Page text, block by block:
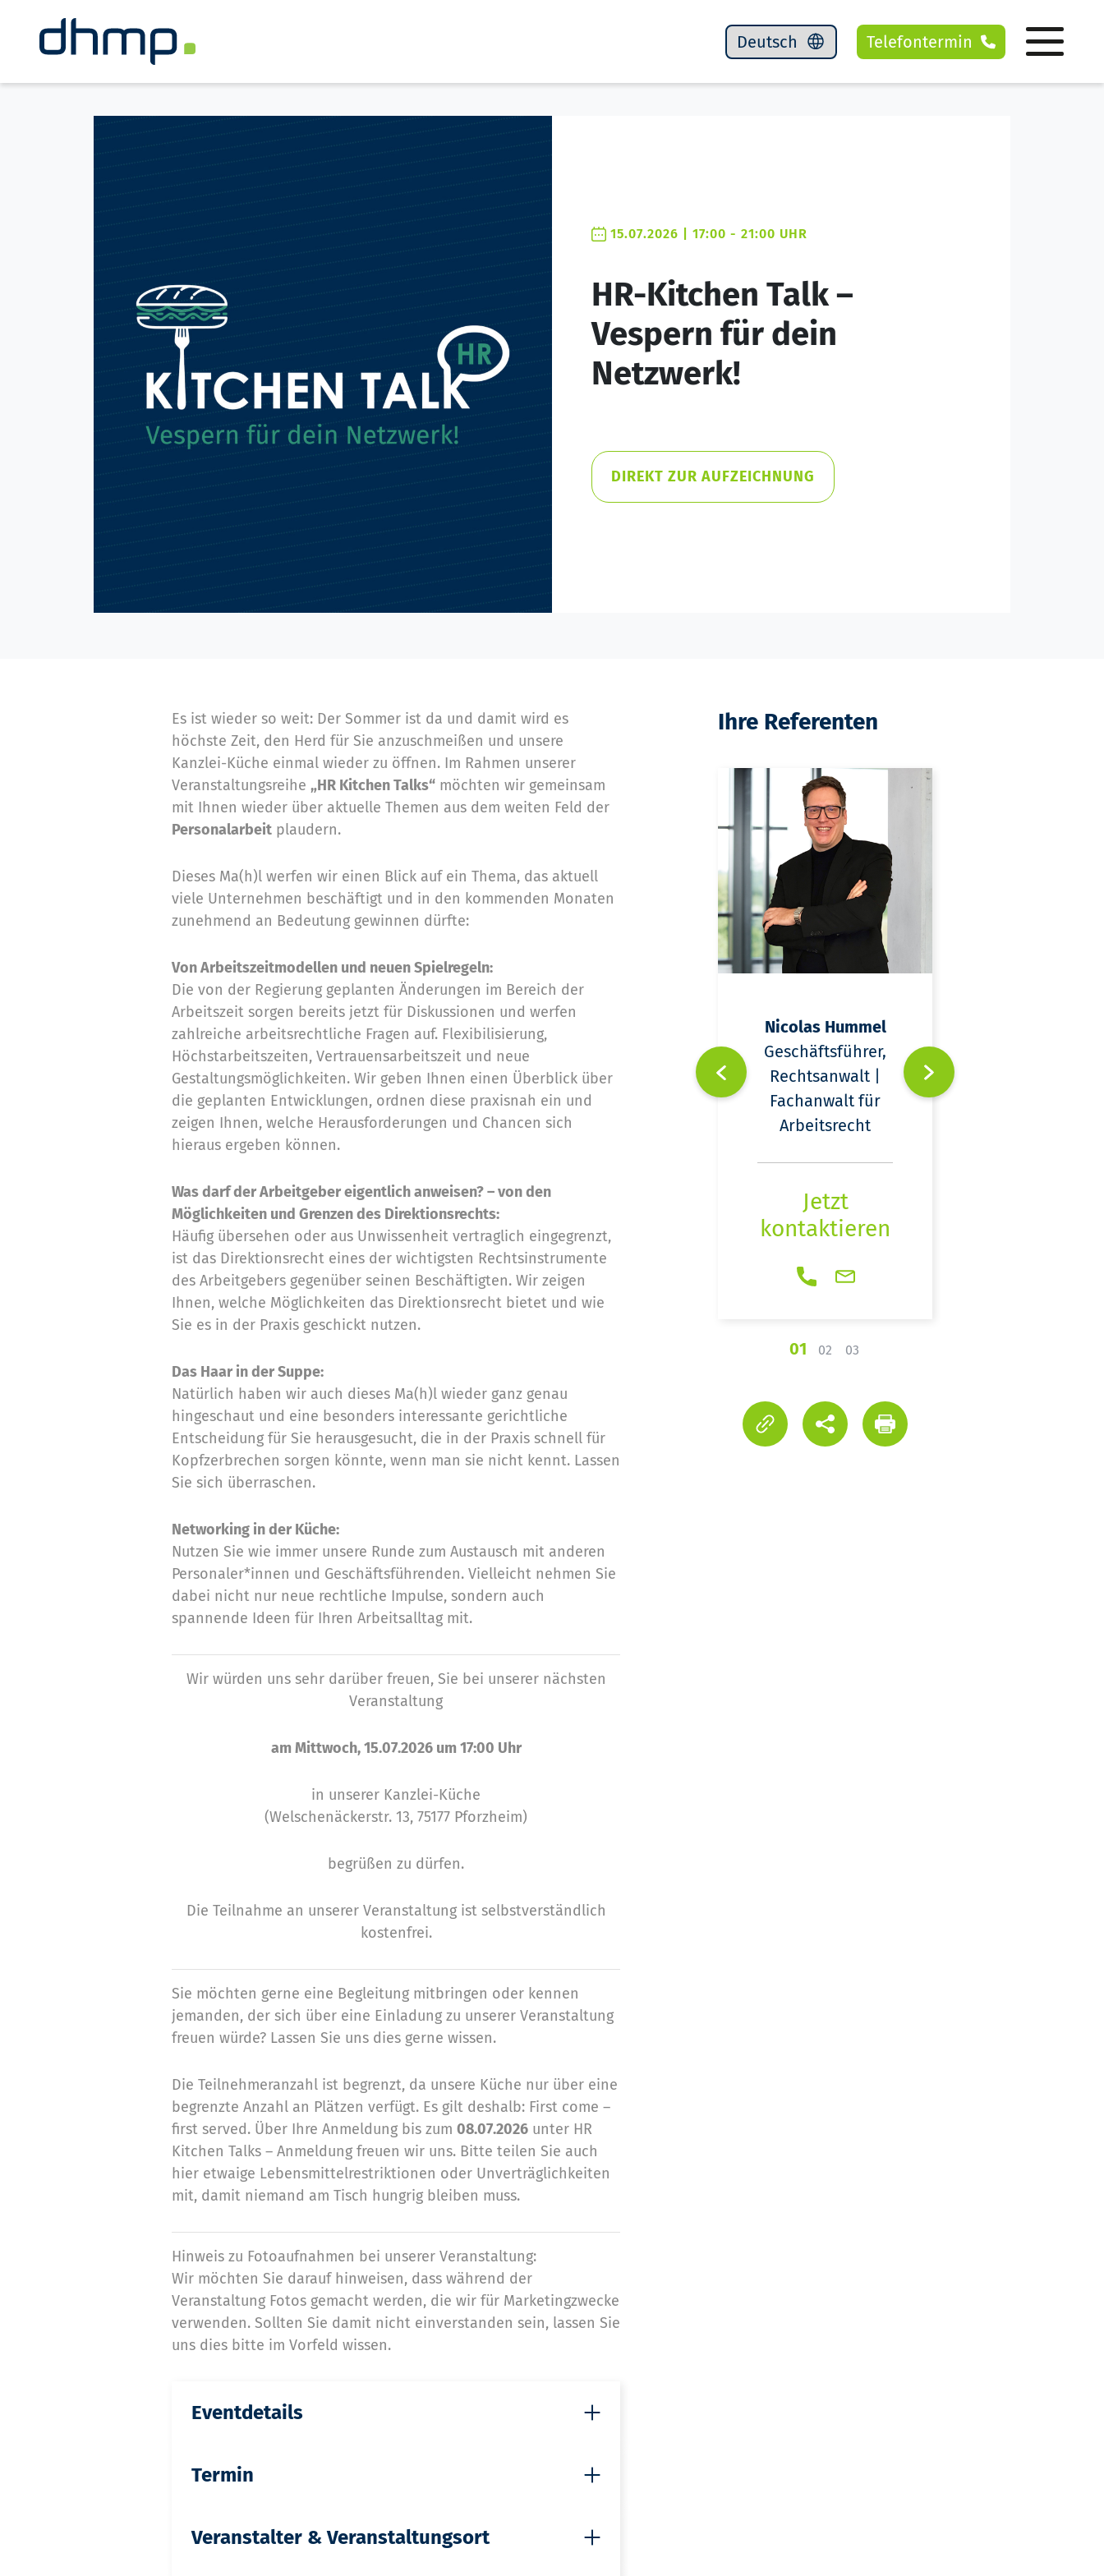
Telefontermin
15.07.2026 | 17:00 - 21:00 UHR
HR-Kitchen Talk –
Vespern für dein
Netzwerk!
DIREKT ZUR AUFZEICHNUNG
Es ist wieder so weit: Der Sommer ist da und damit wird es
höchste Zeit, den Herd für Sie anzuschmeißen und unsere
Kanzlei-Küche einmal wieder zu öffnen. Im Rahmen unserer
Veranstaltungsreihe „HR Kitchen Talks“ möchten wir gemeinsam
mit Ihnen wieder über aktuelle Themen aus dem weiten Feld der
Personalarbeit plaudern.
Dieses Ma(h)l werfen wir einen Blick auf ein Thema, das aktuell
viele Unternehmen beschäftigt und in den kommenden Monaten
zunehmend an Bedeutung gewinnen dürfte:
Von Arbeitszeitmodellen und neuen Spielregeln:
Die von der Regierung geplanten Änderungen im Bereich der
Arbeitszeit sorgen bereits jetzt für Diskussionen und werfen
zahlreiche arbeitsrechtliche Fragen auf. Flexibilisierung,
Höchstarbeitszeiten, Vertrauensarbeitszeit und neue
Gestaltungsmöglichkeiten. Wir geben Ihnen einen Überblick über
die geplanten Entwicklungen, ordnen diese praxisnah ein und
zeigen Ihnen, welche Herausforderungen und Chancen sich
hieraus ergeben können.
Was darf der Arbeitgeber eigentlich anweisen? – von den
Möglichkeiten und Grenzen des Direktionsrechts:
Häufig übersehen oder aus Unwissenheit vertraglich eingegrenzt,
ist das Direktionsrecht eines der wichtigsten Rechtsinstrumente
des Arbeitgebers gegenüber seinen Beschäftigten. Wir zeigen
Ihnen, welche Möglichkeiten das Direktionsrecht bietet und wie
Sie es in der Praxis geschickt nutzen.
Das Haar in der Suppe:
Natürlich haben wir auch dieses Ma(h)l wieder ganz genau
hingeschaut und eine besonders interessante gerichtliche
Entscheidung für Sie herausgesucht, die in der Praxis schnell für
Kopfzerbrechen sorgen könnte, wenn man sie nicht kennt. Lassen
Sie sich überraschen.
Networking in der Küche:
Nutzen Sie wie immer unsere Runde zum Austausch mit anderen
Personaler*innen und Geschäftsführenden. Vielleicht nehmen Sie
dabei nicht nur neue rechtliche Impulse, sondern auch
spannende Ideen für Ihren Arbeitsalltag mit.
Wir würden uns sehr darüber freuen, Sie bei unserer nächsten
Veranstaltung
am Mittwoch, 15.07.2026 um 17:00 Uhr
in unserer Kanzlei-Küche
(Welschenäckerstr. 13, 75177 Pforzheim)
begrüßen zu dürfen.
Die Teilnahme an unserer Veranstaltung ist selbstverständlich
kostenfrei.
Sie möchten gerne eine Begleitung mitbringen oder kennen
jemanden, der sich über eine Einladung zu unserer Veranstaltung
freuen würde? Lassen Sie uns dies gerne wissen.
Die Teilnehmeranzahl ist begrenzt, da unsere Küche nur über eine
begrenzte Anzahl an Plätzen verfügt. Es gilt deshalb: First come –
first served. Über Ihre Anmeldung bis zum 08.07.2026 unter HR
Kitchen Talks – Anmeldung freuen wir uns. Bitte teilen Sie auch
hier etwaige Lebensmittelrestriktionen oder Unverträglichkeiten
mit, damit niemand am Tisch hungrig bleiben muss.
Hinweis zu Fotoaufnahmen bei unserer Veranstaltung:
Wir möchten Sie darauf hinweisen, dass während der
Veranstaltung Fotos gemacht werden, die wir für Marketingzwecke
verwenden. Sollten Sie damit nicht einverstanden sein, lassen Sie
uns dies bitte im Vorfeld wissen.
Eventdetails
Termin
Veranstalter & Veranstaltungsort
Ihre Referenten
Anja Neifeind
Rechtsanwältin |
Fachanwältin für
Arbeitsrecht
kontaktieren
Nicolas Hummel
Geschäftsführer,
Rechtsanwalt |
Fachanwalt für
Arbeitsrecht
Jetzt
kontaktieren
01 02 03